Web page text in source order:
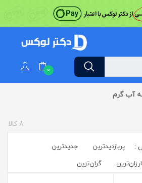
0
آب گرم
8 کالا
پربازدیدترین
جدیدترین
ارزان‌ترین گران‌ترین